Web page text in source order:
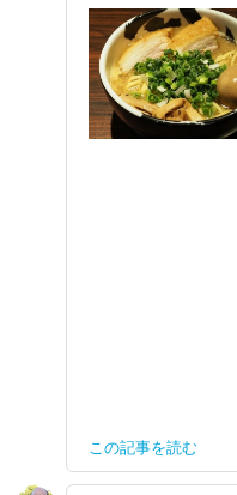
この記事を読む